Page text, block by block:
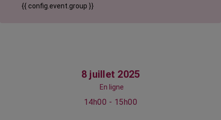
{{ config.event.group }}
8 juillet 2025
En ligne
14h00 - 15h00